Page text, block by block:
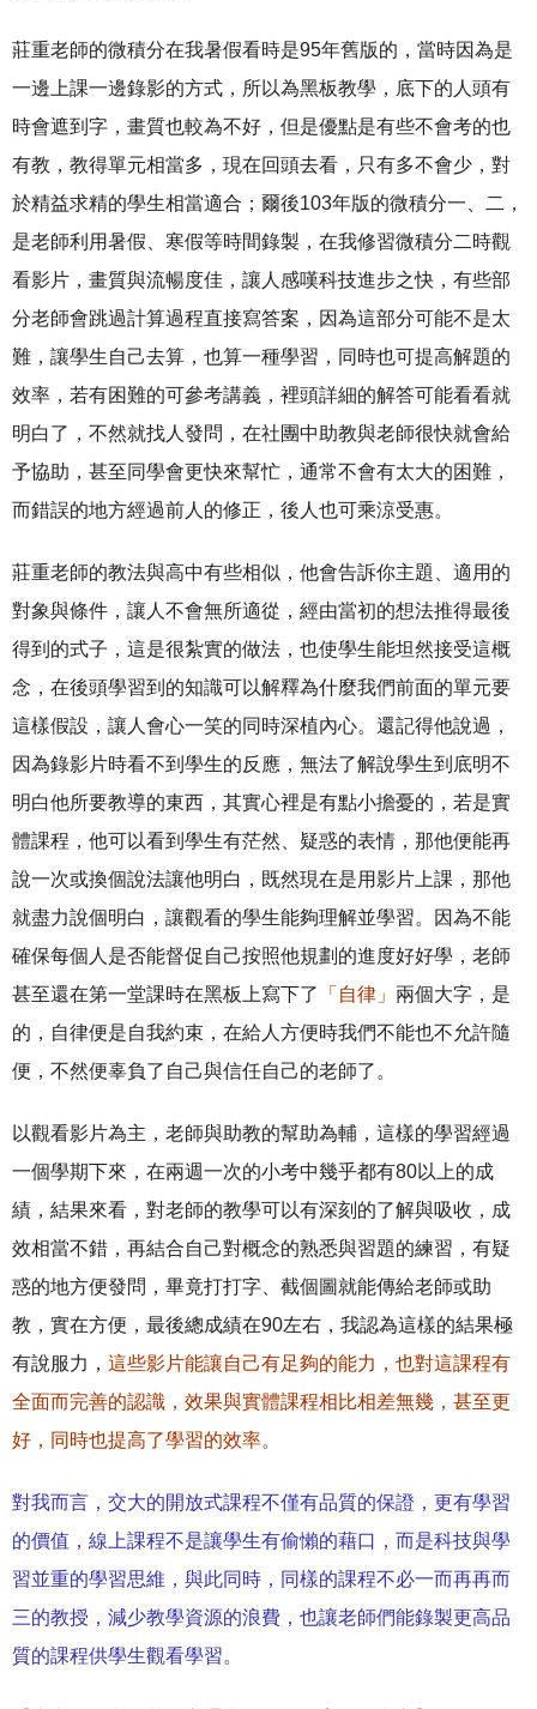
莊重老師的微積分在我暑假看時是95年舊版的，當時因為是
一邊上課一邊錄影的方式，所以為黑板教學，底下的人頭有
時會遮到字，畫質也較為不好，但是優點是有些不會考的也
有教，教得單元相當多，現在回頭去看，只有多不會少，對
於精益求精的學生相當適合；爾後103年版的微積分一、二，
是老師利用暑假、寒假等時間錄製，在我修習微積分二時觀
看影片，畫質與流暢度佳，讓人感嘆科技進步之快，有些部
分老師會跳過計算過程直接寫答案，因為這部分可能不是太
難，讓學生自己去算，也算一種學習，同時也可提高解題的
效率，若有困難的可參考講義，裡頭詳細的解答可能看看就
明白了，不然就找人發問，在社團中助教與老師很快就會給
予協助，甚至同學會更快來幫忙，通常不會有太大的困難，
而錯誤的地方經過前人的修正，後人也可乘涼受惠。
莊重老師的教法與高中有些相似，他會告訴你主題、適用的
對象與條件，讓人不會無所適從，經由當初的想法推得最後
得到的式子，這是很紮實的做法，也使學生能坦然接受這概
念，在後頭學習到的知識可以解釋為什麼我們前面的單元要
這樣假設，讓人會心一笑的同時深植內心。還記得他說過，
因為錄影片時看不到學生的反應，無法了解說學生到底明不
明白他所要教導的東西，其實心裡是有點小擔憂的，若是實
體課程，他可以看到學生有茫然、疑惑的表情，那他便能再
說一次或換個說法讓他明白，既然現在是用影片上課，那他
就盡力說個明白，讓觀看的學生能夠理解並學習。因為不能
確保每個人是否能督促自己按照他規劃的進度好好學，老師
甚至還在第一堂課時在黑板上寫下了
「自律」 兩個大字，是
的，自律便是自我約束，在給人方便時我們不能也不允許隨
便，不然便辜負了自己與信任自己的老師了。
以觀看影片為主，老師與助教的幫助為輔，這樣的學習經過
一個學期下來，在兩週一次的小考中幾乎都有80以上的成
績，結果來看，對老師的教學可以有深刻的了解與吸收，成
效相當不錯，再結合自己對概念的熟悉與習題的練習，有疑
惑的地方便發問，畢竟打打字、截個圖就能傳給老師或助
教，實在方便，最後總成績在90左右，我認為這樣的結果極
有說服力， 這些影片能讓自己有足夠的能力，也對這課程有
全面而完善的認識，效果與實體課程相比相差無幾，甚至更
好，同時也提高了學習的效率。
對我而言，交大的開放式課程不僅有品質的保證，更有學習
的價值，線上課程不是讓學生有偷懶的藉口，而是科技與學
習並重的學習思維，與此同時，同樣的課程不必一而再再而
三的教授，減少教學資源的浪費，也讓老師們能錄製更高品
質的課程供學生觀看學習。